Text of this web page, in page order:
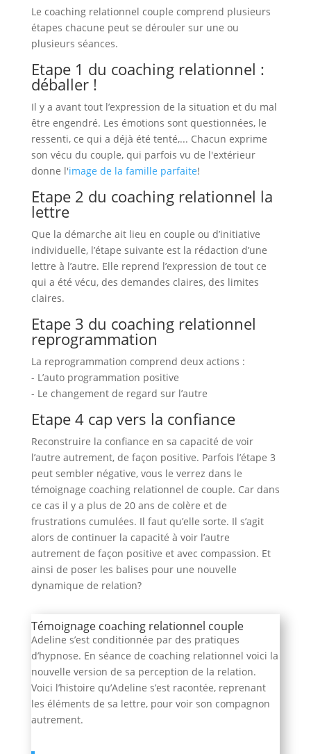
Le coaching relationnel couple comprend plusieurs
étapes chacune peut se dérouler sur une ou
plusieurs séances.
Etape 1 du coaching relationnel :
déballer !
Il y a avant tout l’expression de la situation et du mal
être engendré. Les émotions sont questionnées, le
ressenti, ce qui a déjà été tenté,... Chacun exprime
son vécu du couple, qui parfois vu de l'extérieur
donne l'image de la famille parfaite!
Etape 2 du coaching relationnel la
lettre
Que la démarche ait lieu en couple ou d’initiative
individuelle, l’étape suivante est la rédaction d’une
lettre à l’autre. Elle reprend l’expression de tout ce
qui a été vécu, des demandes claires, des limites
claires.
Etape 3 du coaching relationnel
reprogrammation
La reprogrammation comprend deux actions :
- L’auto programmation positive
- Le changement de regard sur l’autre
Etape 4 cap vers la confiance
Reconstruire la confiance en sa capacité de voir
l’autre autrement, de façon positive. Parfois l’étape 3
peut sembler négative, vous le verrez dans le
témoignage coaching relationnel de couple. Car dans
ce cas il y a plus de 20 ans de colère et de
frustrations cumulées. Il faut qu’elle sorte. Il s’agit
alors de continuer la capacité à voir l’autre
autrement de façon positive et avec compassion. Et
ainsi de poser les balises pour une nouvelle
dynamique de relation?
Témoignage coaching relationnel couple
Adeline s’est conditionnée par des pratiques
d’hypnose. En séance de coaching relationnel voici la
nouvelle version de sa perception de la relation.
Voici l’histoire qu’Adeline s’est racontée, reprenant
les éléments de sa lettre, pour voir son compagnon
autrement.